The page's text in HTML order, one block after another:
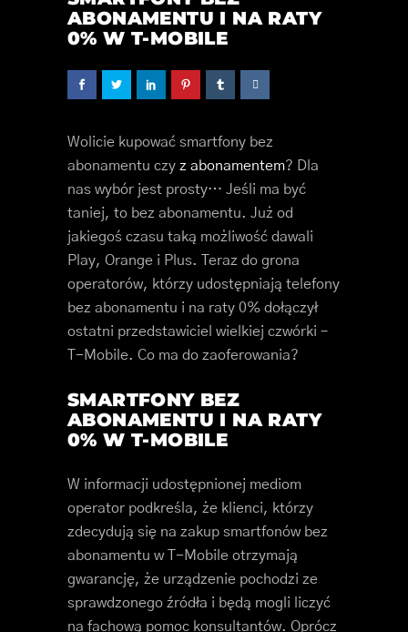
ABONAMENTU I NA RATY
0% W T-MOBILE
Wolicie kupować smartfony bez
abonamentu czy z abonamentem? Dla
nas wybór jest prosty… Jeśli ma być
taniej, to bez abonamentu. Już od
jakiegoś czasu taką możliwość dawali
Play, Orange i Plus. Teraz do grona
operatorów, którzy udostępniają telefony
bez abonamentu i na raty 0% dołączył
ostatni przedstawiciel wielkiej czwórki –
T-Mobile. Co ma do zaoferowania?
SMARTFONY BEZ
ABONAMENTU I NA RATY
0% W T-MOBILE
W informacji udostępnionej mediom
operator podkreśla, że klienci, którzy
zdecydują się na zakup smartfonów bez
abonamentu w T-Mobile otrzymają
gwarancję, że urządzenie pochodzi ze
sprawdzonego źródła i będą mogli liczyć
na fachową pomoc konsultantów. Oprócz